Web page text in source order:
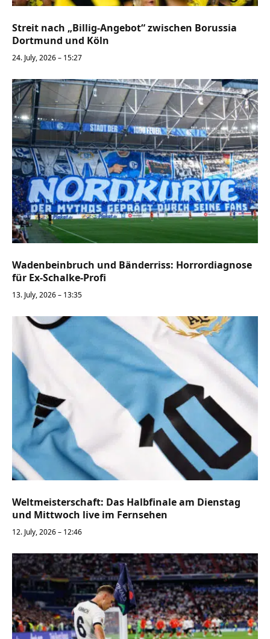
Streit nach „Billig-Angebot“ zwischen Borussia
Dortmund und Köln
24. July, 2026 – 15:27
Wadenbeinbruch und Bänderriss: Horrordiagnose
für Ex-Schalke-Profi
13. July, 2026 – 13:35
Weltmeisterschaft: Das Halbfinale am Dienstag
und Mittwoch live im Fernsehen
12. July, 2026 – 12:46